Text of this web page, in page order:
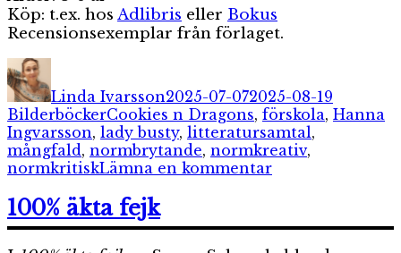
Köp: t.ex. hos Adlibris eller Bokus
Recensionsexemplar från förlaget.
Linda Ivarsson2025-07-072025-08-19
BilderböckerEtiketter
Cookies n Dragons, förskola, Hanna
Ingvarsson, lady busty, litteratursamtal,
mångfald, normbrytande, normkreativ,
normkritiskLämna en kommentartill
100% äkta fejk